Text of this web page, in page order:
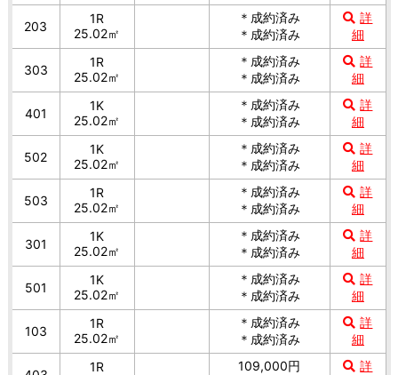
203
1R
25.02㎡
＊成約済み
＊成約済み
詳
細
303
1R
25.02㎡
＊成約済み
＊成約済み
詳
細
401
1K
25.02㎡
＊成約済み
＊成約済み
詳
細
502
1K
25.02㎡
＊成約済み
＊成約済み
詳
細
503
1R
25.02㎡
＊成約済み
＊成約済み
詳
細
301
1K
25.02㎡
＊成約済み
＊成約済み
詳
細
501
1K
25.02㎡
＊成約済み
＊成約済み
詳
細
103
1R
25.02㎡
＊成約済み
＊成約済み
詳
細
1R
109,000円
詳